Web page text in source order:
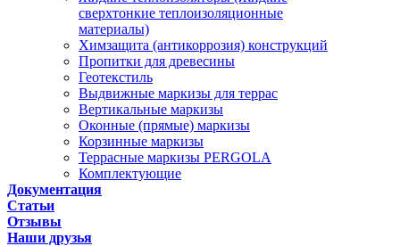
сверхтонкие теплоизоляционные
материалы)
Химзащита (антикоррозия) конструкций
Пропитки для древесины
Геотекстиль
Выдвижные маркизы для террас
Вертикальные маркизы
Оконные (прямые) маркизы
Корзинные маркизы
Террасные маркизы PERGOLA
Комплектующие
Документация
Статьи
Отзывы
Наши друзья